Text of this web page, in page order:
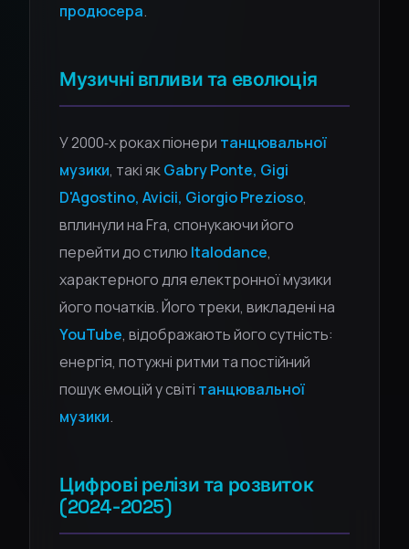
продюсера.
Музичні впливи та еволюція
У 2000‑х роках піонери танцювальної
музики, такі якGabry Ponte, Gigi
D'Agostino, Avicii, Giorgio Prezioso,
вплинули на Fra, спонукаючи його
перейти до стилю Italodance,
характерного для електронної музики
його початків. Його треки, викладені на
YouTube, відображають його сутність:
енергія, потужні ритми та постійний
пошук емоцій у світі танцювальної
музики.
Цифрові релізи та розвиток
(2024‑2025)